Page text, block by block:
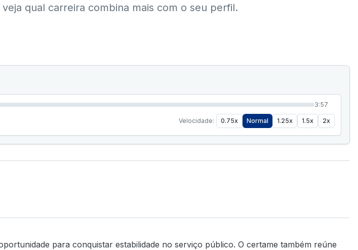
qual carreira combina mais com o seu perfil.
3:57
Velocidade: 0.75x Normal 1.25x 1.5x 2x
para conquistar estabilidade no serviço público. O certame também reúne